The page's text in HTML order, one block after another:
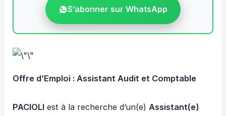
S’abonner sur WhatsApp
Offre d’Emploi : Assistant Audit et Comptable
PACIOLI est à la recherche d’un(e) Assistant(e)